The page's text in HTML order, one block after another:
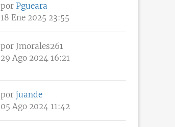
por Pgueara
18 Ene 2025 23:55
por Jmorales261
29 Ago 2024 16:21
por juande
05 Ago 2024 11:42